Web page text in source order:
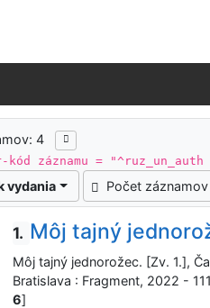
4
kód záznamu = "^ruz_un_auth
vydania Počet záznamov
1. Môj tajný
Môj tajný jednorožec. [Zv. 1.],
Bratislava : Fragment, 2022 -
6]